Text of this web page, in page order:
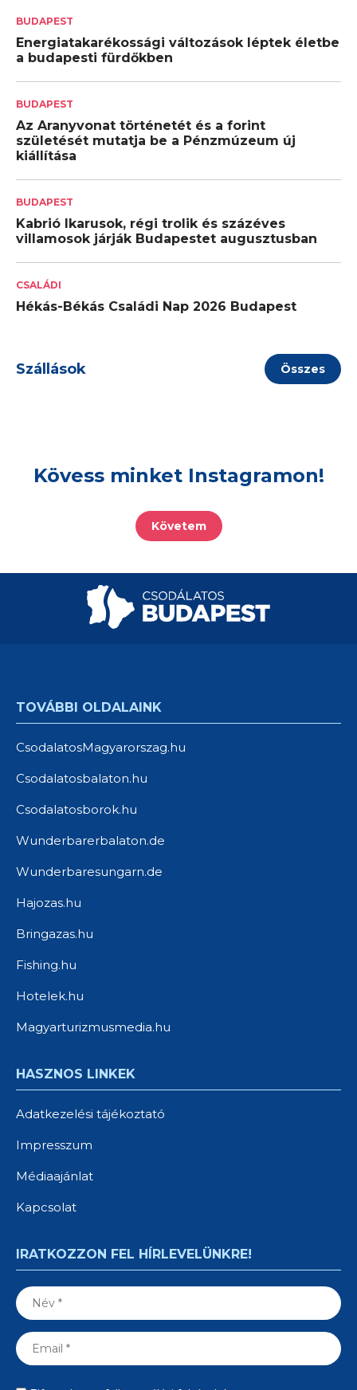
BUDAPEST
Energiatakarékossági változások léptek életbe
a budapesti fürdőkben
BUDAPEST
Az Aranyvonat történetét és a forint
születését mutatja be a Pénzmúzeum új
kiállítása
BUDAPEST
Kabrió Ikarusok, régi trolik és százéves
villamosok járják Budapestet augusztusban
CSALÁDI
Hékás-Békás Családi Nap 2026 Budapest
Szállások Összes
Kövess minket Instagramon!
Követem
TOVÁBBI OLDALAINK
CsodalatosMagyarorszag.hu
Csodalatosbalaton.hu
Csodalatosborok.hu
Wunderbarerbalaton.de
Wunderbaresungarn.de
Hajozas.hu
Bringazas.hu
Fishing.hu
Hotelek.hu
Magyarturizmusmedia.hu
HASZNOS LINKEK
Adatkezelési tájékoztató
Impresszum
Médiaajánlat
Kapcsolat
IRATKOZZON FEL HÍRLEVELÜNKRE!